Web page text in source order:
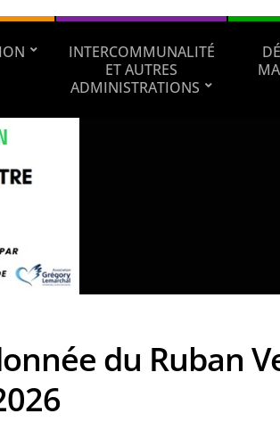
INTERCOMMUNALITÉ
ET AUTRES
ADMINISTRATIONS
du Ruban